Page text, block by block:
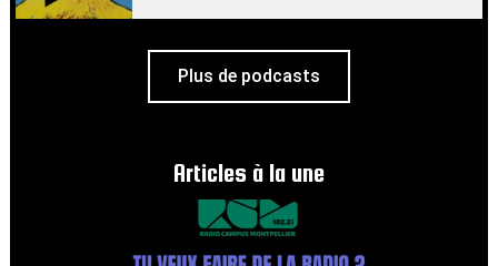
Plus de podcasts
Articles à la une